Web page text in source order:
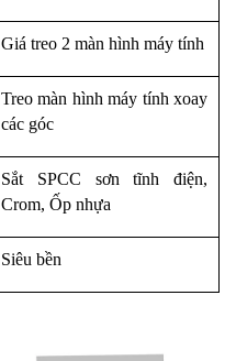
Giá treo 2 màn hình máy tính
Treo màn hình máy tính xoay
các góc
Sắt SPCC sơn tĩnh điện,
Crom, Ốp nhựa
Siêu bền